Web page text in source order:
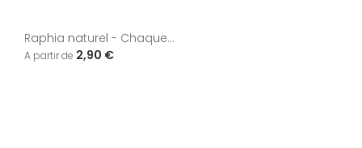
Raphia naturel - Chaque...
2,90 €